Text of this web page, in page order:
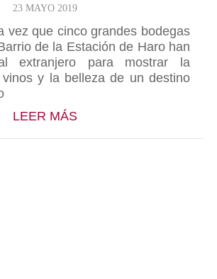
23 MAYO 2019
vez que cinco grandes bodegas
de la Estación de Haro han
extranjero para mostrar la
y la belleza de un destino
LEER MÁSABOUT CINCO